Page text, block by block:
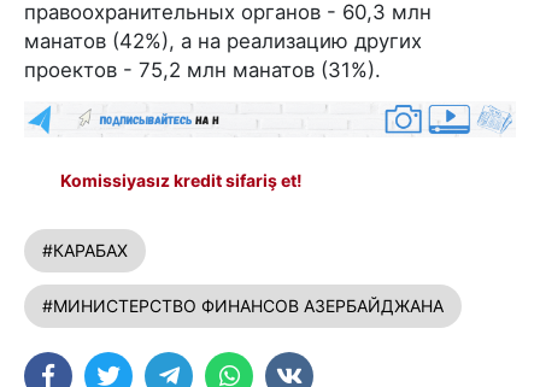
правоохранительных органов - 60,3 млн
манатов (42%), а на реализацию других
проектов - 75,2 млн манатов (31%).
Komissiyasız kredit sifariş et!
#КАРАБАХ
#МИНИСТЕРСТВО ФИНАНСОВ АЗЕРБАЙДЖАНА